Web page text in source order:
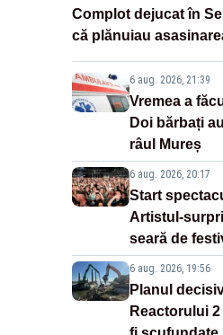
Complot dejucat în
că plănuiau
6 aug. 2026, 21:39
Vremea a
Doi bărbați
râul Mureș
6 aug. 2026, 20:17
Start
Artistul-
seară de
6 aug. 2026, 19:56
Planul
Reactorului